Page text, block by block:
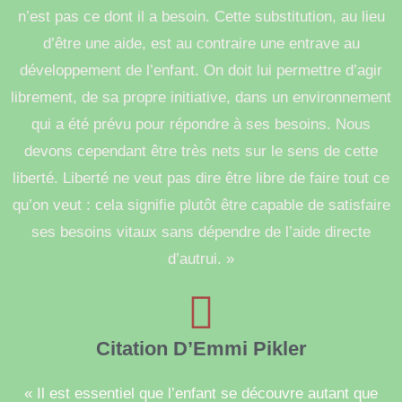
n’est pas ce dont il a besoin. Cette substitution, au lieu
d’être une aide, est au contraire une entrave au
développement de l’enfant. On doit lui permettre d’agir
librement, de sa propre initiative, dans un environnement
qui a été prévu pour répondre à ses besoins. Nous
devons cependant être très nets sur le sens de cette
liberté. Liberté ne veut pas dire être libre de faire tout ce
qu’on veut : cela signifie plutôt être capable de satisfaire
ses besoins vitaux sans dépendre de l’aide directe
d’autrui. »
Citation D’Emmi Pikler
« Il est essentiel que l’enfant se découvre autant que